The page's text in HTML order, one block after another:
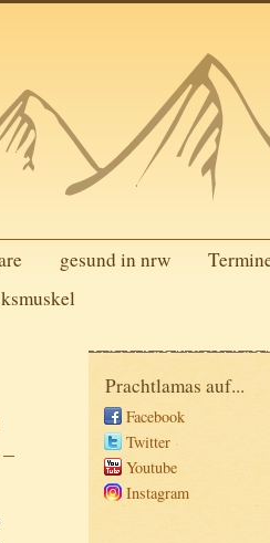
gesund in nrw
Prachtlamas auf...
Facebook
Twitter
Youtube
Instagram